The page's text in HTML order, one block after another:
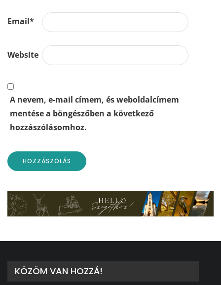
Email*
Website
A nevem, e-mail címem, és weboldalcímem
mentése a böngészőben a következő
hozzászólásomhoz.
KÖZÖM VAN HOZZÁ!